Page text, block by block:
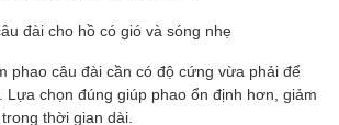
đài cho hồ có gió và sóng nhẹ
phao câu đài cần có độ cứng vừa phải để
Lựa chọn đúng giúp phao ổn định hơn, giảm
thời gian dài.